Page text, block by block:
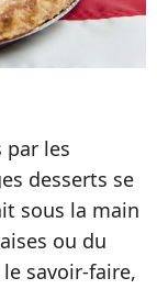
par les
desserts se
sous la main
ou du
savoir-faire,